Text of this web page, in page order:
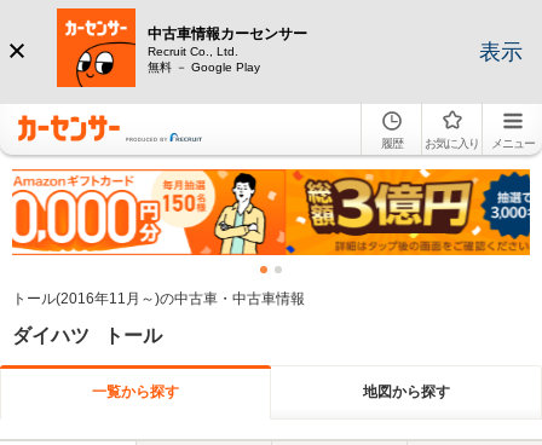
中古車情報カーセンサー
Recruit Co., Ltd.
無料 － Google Play
表示
履歴 お気に入り メニュー
トール(2016年11月～)の中古車・中古車情報
ダイハツ トール
一覧から探す 地図から探す